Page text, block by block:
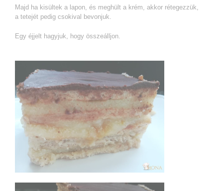
Majd ha kisültek a lapon, és meghült a krém, akkor rétegezzük,
a tetejét pedig csokival bevonjuk.
Egy éjjelt hagyjuk, hogy összeálljon.